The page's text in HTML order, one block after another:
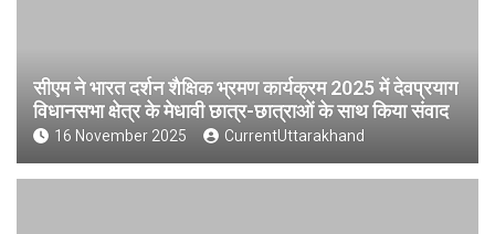
सीएम ने भारत दर्शन शैक्षिक भ्रमण कार्यक्रम 2025 में देवप्रयाग
विधानसभा क्षेत्र के मेधावी छात्र-छात्राओं के साथ किया संवाद
16 November 2025 CurrentUttarakhand